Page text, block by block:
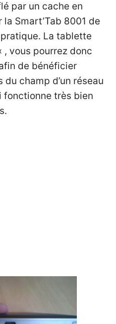
par un cache en
Smart’Tab 8001 de
pratique. La tablette
, vous pourrez donc
de bénéficier
du champ d’un réseau
fonctionne très bien